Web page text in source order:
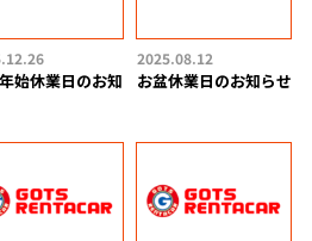
始休業日のお知
2025.08.12
お盆休業日のお知らせ